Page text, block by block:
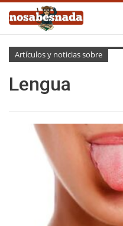
Artículos y noticias sobre
Lengua